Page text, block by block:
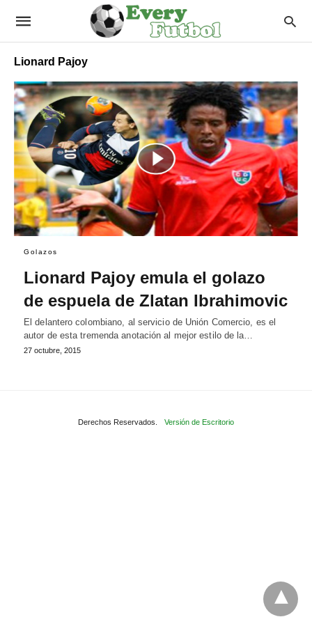
Lionard Pajoy
Golazos
Lionard Pajoy emula el golazo
de espuela de Zlatan Ibrahimovic
El delantero colombiano, al servicio de Unión Comercio, es el
autor de esta tremenda anotación al mejor estilo de la…
27 octubre, 2015
Derechos Reservados. Versión de Escritorio